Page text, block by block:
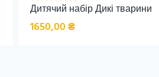
Дитячий набір Дикі тварини
1650,00₴
Оцінено в